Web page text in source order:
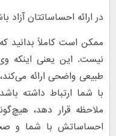
در ارائه احساساتتان آزاد
ممکن است کاملاً بدانید
نیست. این یعنی اینکه
طبیعی واضحی ارائه
با شما ارتباط داشته
ملاحظه قرار دهد،
احساساتش با شما و